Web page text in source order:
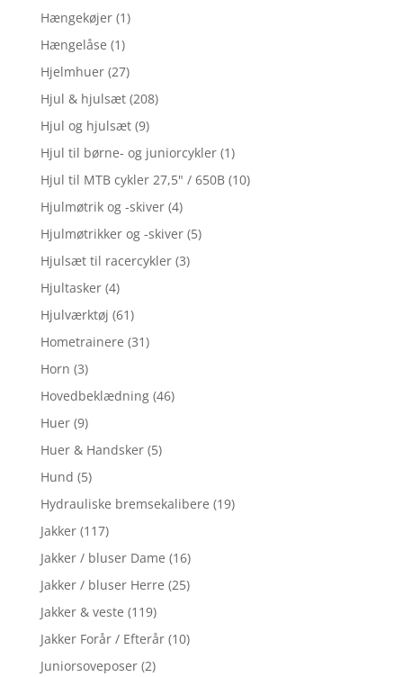
Hængekøjer (1)
Hængelåse (1)
Hjelmhuer (27)
Hjul & hjulsæt (208)
Hjul og hjulsæt (9)
Hjul til børne- og juniorcykler (1)
Hjul til MTB cykler 27,5" / 650B (10)
Hjulmøtrik og -skiver (4)
Hjulmøtrikker og -skiver (5)
Hjulsæt til racercykler (3)
Hjultasker (4)
Hjulværktøj (61)
Hometrainere (31)
Horn (3)
Hovedbeklædning (46)
Huer (9)
Huer & Handsker (5)
Hund (5)
Hydrauliske bremsekalibere (19)
Jakker (117)
Jakker / bluser Dame (16)
Jakker / bluser Herre (25)
Jakker & veste (119)
Jakker Forår / Efterår (10)
Juniorsoveposer (2)